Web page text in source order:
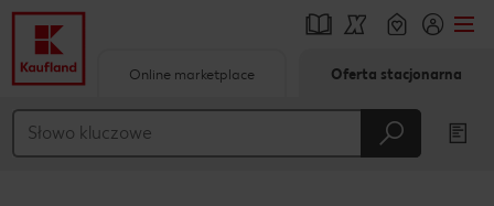
Główna treść
Online marketplace Oferta stacjonarna